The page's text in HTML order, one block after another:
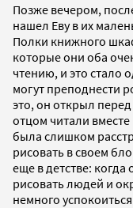
Позже вечером,
нашел Еву в их
Полки книжного
которые они оба
чтению, и это стало
могут преподнести
это, он открыл
отцом читали
была слишком
рисовать в своем
еще в детстве:
рисовать людей и
немного